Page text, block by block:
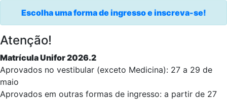
Escolha uma forma de ingresso e inscreva-se!
Atenção!
Matrícula Unifor 2026.2
Aprovados no vestibular (exceto Medicina): 27 a 29 de
maio
Aprovados em outras formas de ingresso: a partir de 27